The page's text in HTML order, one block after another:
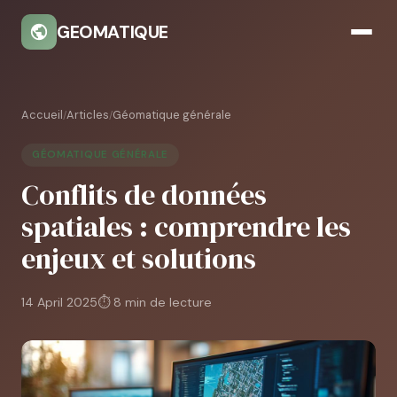
GEOMATIQUE
Accueil/Articles/Géomatique générale
GÉOMATIQUE GÉNÉRALE
Conflits de données
spatiales : comprendre les
enjeux et solutions
14 April 2025⏱ 8 min de lecture